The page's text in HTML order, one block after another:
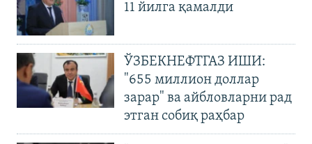
11 йилга қамалди
ЎЗБЕКНЕФТГАЗ ИШИ:
"655 миллион доллар
зарар" ва айбловларни рад
этган собиқ раҳбар